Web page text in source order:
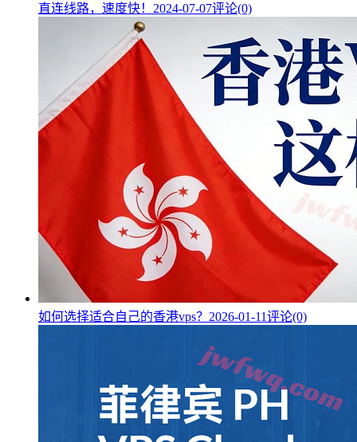
直连线路，速度快！ 2024-07-07评论(0)
如何选择适合自己的香港vps？ 2026-01-11评论(0)